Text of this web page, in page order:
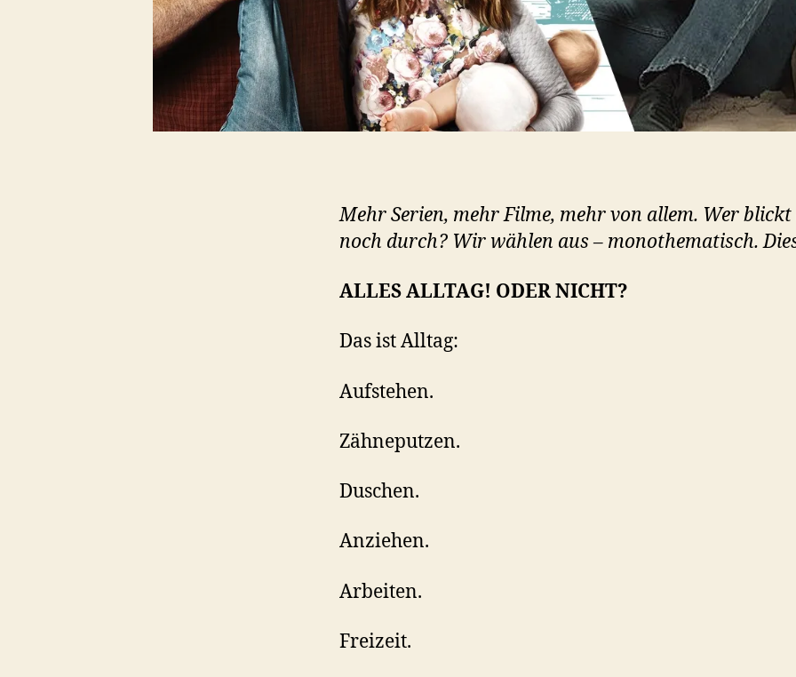
Mehr Serien, mehr Filme, mehr von allem. Wer blickt
noch durch? Wir wählen aus – monothematisch.
ALLES ALLTAG! ODER NICHT?
Das ist Alltag:
Aufstehen.
Zähneputzen.
Duschen.
Anziehen.
Arbeiten.
Freizeit.